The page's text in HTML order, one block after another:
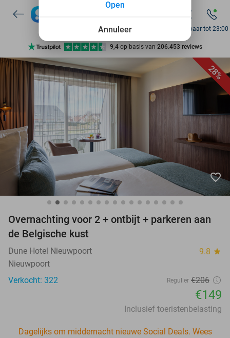
Ontdek 15.000+ deals
7 dagen per week beschikbaar
10+ miljoen leden
Ontdek 15.000+ deals
7 dagen per week beschikbaar
10+ miljoen leden
Bereikbaar tot 23:00
28%
favorite_border
Overnachting voor 2 + ontbijt + parkeren aan
de Belgische kust
Dune Hotel Nieuwpoort 9.8 star
Nieuwpoort
Verkocht: 322
Regulier €206
€149
Inclusief toeristenbelasting
Dagelijks om middernacht nieuwe Social Deals. Wees
Annuleer
Open